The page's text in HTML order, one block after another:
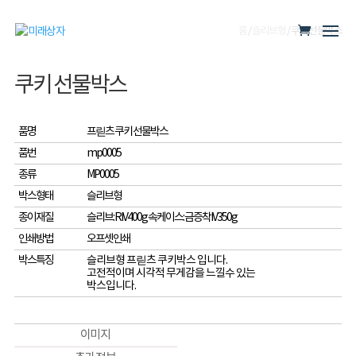
/ / 쿠키 선물박스
쿠키 선물박스
품명
프릳츠 쿠키 선물박스
품번
mp0005
종류
MP0005
박스형태
슬리브형
종이재질
슬리브: RIV400g 속케이스: 금증착IV350g
인쇄방법
오프셋인쇄
박스특징
슬리브형 프릳츠 쿠키박스 입니다.
고전적이며 시각적 무게감을 느낄수 있는
박스입니다.
이미지